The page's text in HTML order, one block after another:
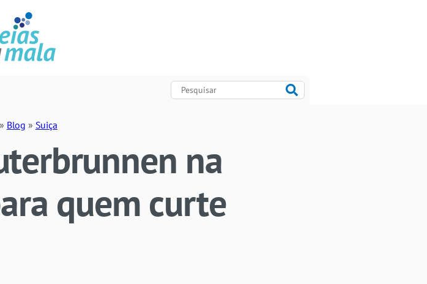
» Blog » Suiça
na
quem curte